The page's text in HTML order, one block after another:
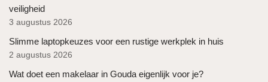
veiligheid
3 augustus 2026
Slimme laptopkeuzes voor een rustige werkplek in huis
2 augustus 2026
Wat doet een makelaar in Gouda eigenlijk voor je?